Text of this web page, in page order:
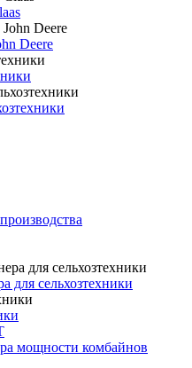
Deere
для сельхозтехники